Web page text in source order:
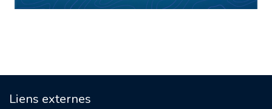
Liens externes